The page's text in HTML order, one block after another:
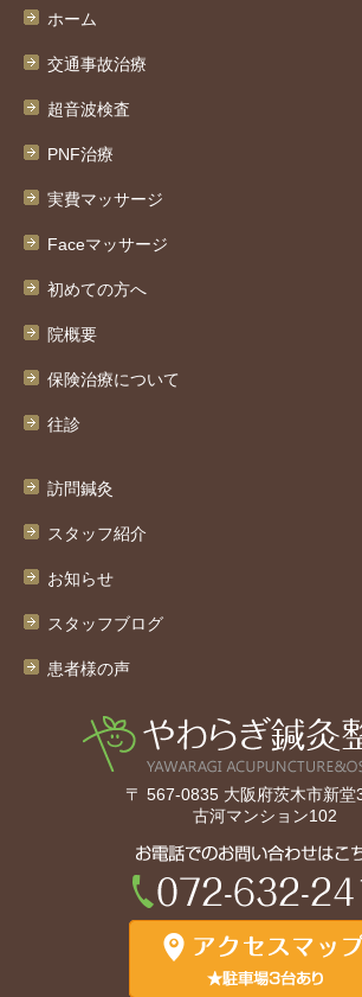
ホーム
交通事故治療
超音波検査
PNF治療
実費マッサージ
Faceマッサージ
初めての方へ
院概要
保険治療について
往診
訪問鍼灸
スタッフ紹介
お知らせ
スタッフブログ
患者様の声
〒 567-0835 大阪府茨木市新堂
古河マンション102